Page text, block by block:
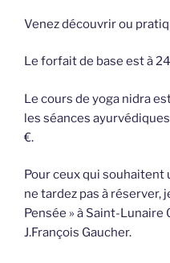
Venez découvrir ou
Le forfait de base est à
Le cours de yoga nidra
les séances
€.
Pour ceux qui
ne tardez pas à réserver,
Pensée » à Saint-
J.François Gaucher.